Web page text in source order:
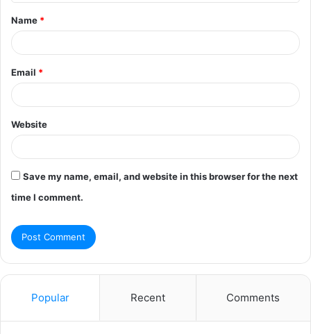
*
Name *
Email *
Website
Save my name, email, and website in this browser for the next
time I comment.
Popular Recent Comments